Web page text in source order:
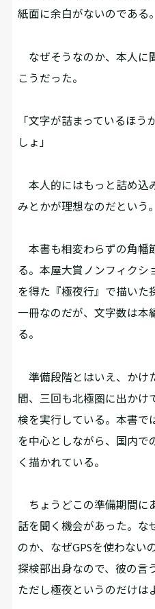
紙面に余白がないのである。
なぜそうなのか、本人に
こうだった。
「文字が詰まっているほ
しょ」
本人的にはもっと詰め込
みとかが理想なのだという。
本書も相変わらずの角幡
る。本屋大賞ノンフィクシ
を得た『極夜行』で描いた
一冊なのだが、文字数は本
る。
準備段階とはいえ、かけ
間、三回も北極圏に出かけ
検を実行している。本書で
を中心としながら、国内で
く描かれている。
ちょうどこの準備期間に
話を聞く機会があった。な
のか、なぜGPSを使わない
探検部出身なので、彼の言
ただし極夜というのだけは